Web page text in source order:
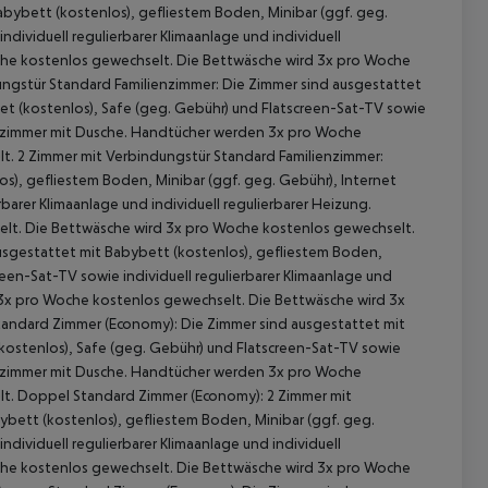
(kostenlos), gefliestem Boden, Minibar (ggf. geg.
regulierbarer Klimaanlage und individuell
kostenlos gewechselt. Die Bettwäsche wird 3x pro Woche
Standard Familienzimmer: Die Zimmer sind ausgestattet
Safe (geg. Gebühr) und Flatscreen-Sat-TV sowie
mit Dusche. Handtücher werden 3x pro Woche
Zimmer mit Verbindungstür Standard Familienzimmer:
gefliestem Boden, Minibar (ggf. geg. Gebühr), Internet
Klimaanlage und individuell regulierbarer Heizung.
Die Bettwäsche wird 3x pro Woche kostenlos gewechselt.
mit Babybett (kostenlos), gefliestem Boden,
Sat-TV sowie individuell regulierbarer Klimaanlage und
pro Woche kostenlos gewechselt. Die Bettwäsche wird 3x
Zimmer (Economy): Die Zimmer sind ausgestattet mit
Safe (geg. Gebühr) und Flatscreen-Sat-TV sowie
mit Dusche. Handtücher werden 3x pro Woche
Standard Zimmer (Economy): 2 Zimmer mit
(kostenlos), gefliestem Boden, Minibar (ggf. geg.
regulierbarer Klimaanlage und individuell
kostenlos gewechselt. Die Bettwäsche wird 3x pro Woche